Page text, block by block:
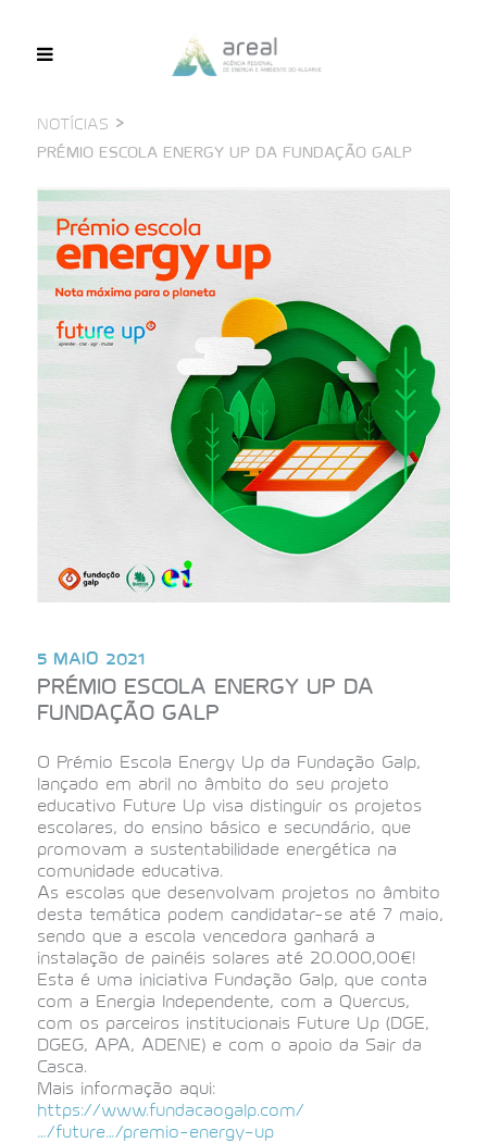
NOTÍCIAS >
PRÉMIO ESCOLA ENERGY UP DA FUNDAÇÃO GALP
PRÉMIO ESCOLA ENERGY UP DA
FUNDAÇÃO GALP
5 MAIO 2021
O Prémio Escola Energy Up da Fundação Galp,
lançado em abril no âmbito do seu projeto
educativo Future Up visa distinguir os projetos
escolares, do ensino básico e secundário, que
promovam a sustentabilidade energética na
comunidade educativa.
As escolas que desenvolvam projetos no âmbito
desta temática podem candidatar-se até 7 maio,
sendo que a escola vencedora ganhará a
instalação de painéis solares até 20.000,00€!
Esta é uma iniciativa Fundação Galp, que conta
com a Energia Independente, com a Quercus,
com os parceiros institucionais Future Up (DGE,
DGEG, APA, ADENE) e com o apoio da Sair da
Casca.
Mais informação aqui:
https://www.fundacaogalp.com/
…/future…/premio-energy-up